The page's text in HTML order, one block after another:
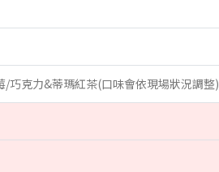
克力&蒂瑪紅茶(口味會依現場狀況調整)